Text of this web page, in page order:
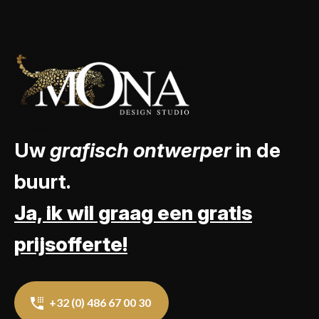
Uwgrafisch ontwerperin de
buurt.
Ja, ik wil graag een gratis
prijsofferte!
+32 (0) 486 67 00 30